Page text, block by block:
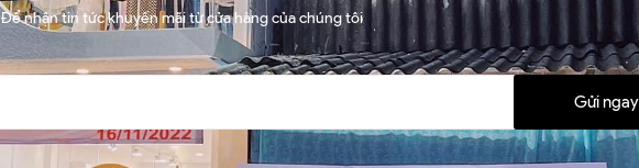
Để nhận tin tức khuyến mãi từ cửa hàng của chúng tôi
Gửi ngay